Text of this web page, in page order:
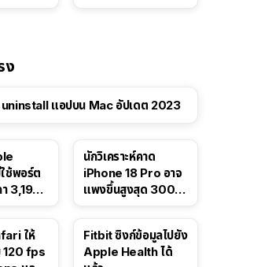
ง
แอปบน Mac อัปเดต 2023
ช้พอร์ต
3,190
นักวิเคราะห์คาด
iPhone 18 Pro อาจ
แพงขึ้นสูงสุด 300
ให้
120 fps
Fitbit ซิงก์ข้อมูลไปยัง
Apple Health ได้